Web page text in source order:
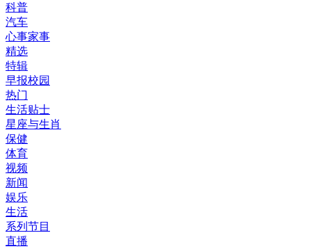
科普
汽车
心事家事
精选
特辑
早报校园
热门
生活贴士
星座与生肖
保健
体育
视频
新闻
娱乐
生活
系列节目
直播